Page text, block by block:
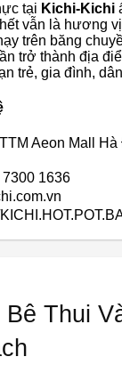
tại Kichi-Kichi
vẫn là hương
trên băng
trở thành địa
trẻ, gia đình,
Aeon Mall
1636
Bê Thui